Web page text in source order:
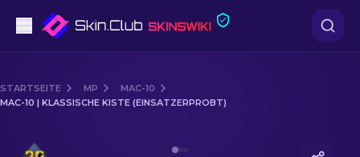
Mittelklasse
STARTSEITE MP
MAC-10
MAC-10 | KLASSISCHE KISTE (EINSATZERPROBT)